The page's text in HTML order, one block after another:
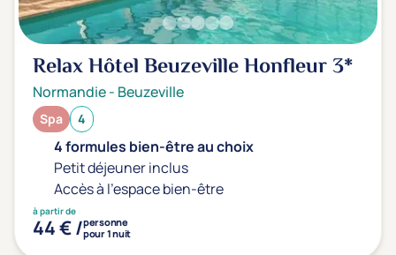
Relax Hôtel Beuzeville Honfleur3*
Normandie- Beuzeville
Spa 4
4 formules bien-être au choix
Petit déjeuner inclus
Accès à l'espace bien-être
à partir de
44 € /personne
pour 1 nuit